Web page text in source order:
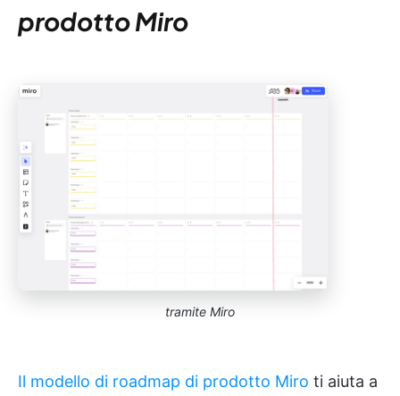
prodotto Miro
tramite Miro
Il modello di roadmap di prodotto Miro ti aiuta a